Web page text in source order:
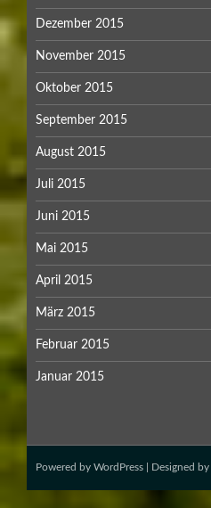
Dezember 2015
November 2015
Oktober 2015
September 2015
August 2015
Juli 2015
Juni 2015
Mai 2015
April 2015
März 2015
Februar 2015
Januar 2015
Powered by WordPress | Designed by